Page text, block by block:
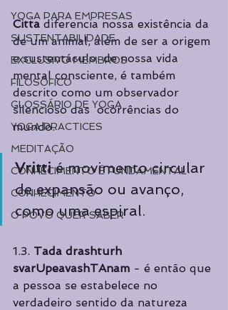
YOGA PARA EMPRESAS
SUSTENTABILIDADE
EXCLUSIVO MEMBROS
FILOSÓFICO
GLOSSÁRIO DE YOGA
YOGA PRACTICES
MEDITAÇÃO
CONHECIMENTO É FUNDAMENTAL
CONHECIMENTO
O POVO QUER SABER
Citta diferencia nossa existência da
de um animal, além de ser a origem
e sustentáculo  de nossa vida
mental consciente, é também
descrito como um observador
silencioso das  ocorrências do
mundo.
Vritti é movimento circular
de expansão ou avanço,
como uma espiral.
1.3. Tada drashturh
svarUpeavashTAnam - é então que
a pessoa se estabelece no
verdadeiro sentido da natureza